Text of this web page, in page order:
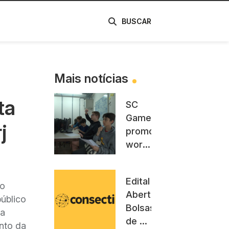
BUSCAR
da
Mais notícias
SC
Games
promove
workshop
jovens
para
o
mercado
Edital
Aberto:
Bolsas
de 3